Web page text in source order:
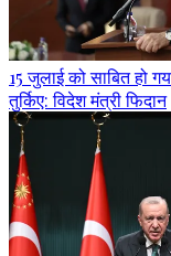
15 जुलाई को साबित हो
तुर्किए: विदेश मंत्री फिदान